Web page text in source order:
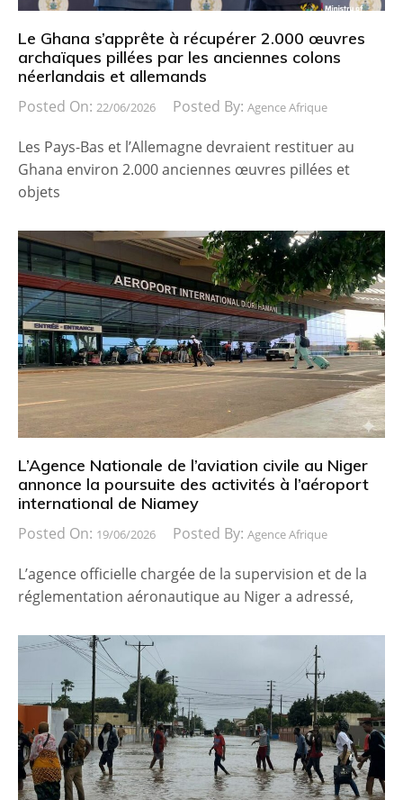
Le Ghana s’apprête à récupérer 2.000 œuvres
archaïques pillées par les anciennes colons
néerlandais et allemands
Posted On: 22/06/2026 Posted By: Agence Afrique
Les Pays-Bas et l’Allemagne devraient restituer au
Ghana environ 2.000 anciennes œuvres pillées et
objets
L’Agence Nationale de l’aviation civile au Niger
annonce la poursuite des activités à l’aéroport
international de Niamey
Posted On: 19/06/2026 Posted By: Agence Afrique
L’agence officielle chargée de la supervision et de la
réglementation aéronautique au Niger a adressé,